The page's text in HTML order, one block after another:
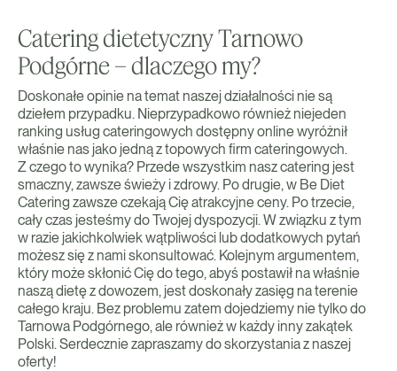
Catering dietetyczny Tarnowo
Podgórne – dlaczego my?
Doskonałe opinie na temat naszej działalności nie są
dziełem przypadku. Nieprzypadkowo również niejeden
ranking usług cateringowych dostępny online wyróżnił
właśnie nas jako jedną z topowych firm cateringowych.
Z czego to wynika? Przede wszystkim nasz catering jest
smaczny, zawsze świeży i zdrowy. Po drugie, w Be Diet
Catering zawsze czekają Cię atrakcyjne ceny. Po trzecie,
cały czas jesteśmy do Twojej dyspozycji. W związku z tym
w razie jakichkolwiek wątpliwości lub dodatkowych pytań
możesz się z nami skonsultować. Kolejnym argumentem,
który może skłonić Cię do tego, abyś postawił na właśnie
naszą dietę z dowozem, jest doskonały zasięg na terenie
całego kraju. Bez problemu zatem dojedziemy nie tylko do
Tarnowa Podgórnego, ale również w każdy inny zakątek
Polski. Serdecznie zapraszamy do skorzystania z naszej
oferty!